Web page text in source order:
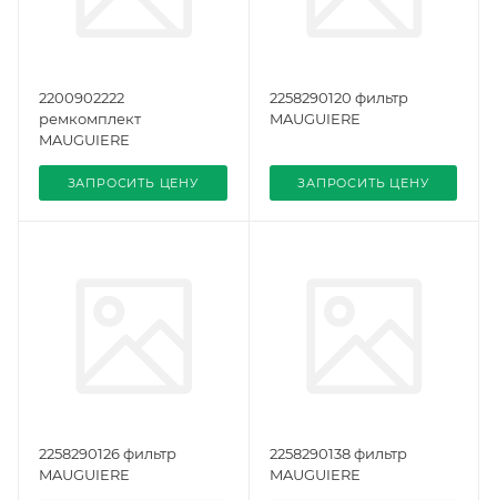
2200902222
ремкомплект
MAUGUIERE
ЗАПРОСИТЬ ЦЕНУ
2258290120 фильтр
MAUGUIERE
ЗАПРОСИТЬ ЦЕНУ
2258290126 фильтр
MAUGUIERE
2258290138 фильтр
MAUGUIERE